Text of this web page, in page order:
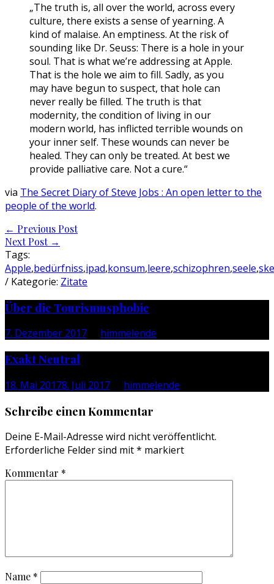
„The truth is, all over the world, across every
culture, there exists a sense of yearning. A
kind of malaise. An emptiness. At the risk of
sounding like Dr. Seuss: There is a hole in your
soul. That is what we’re addressing at Apple.
That is the hole we aim to fill. Sadly, as you
may have begun to suspect, that hole can
never really be filled. The truth is that
modernity, the condition of living in our
modern world, has inflicted terrible wounds on
your inner self. These wounds can never be
healed. They can only be treated. At best we
provide palliative care. Not a cure.“
via The Secret Diary of Steve Jobs : An open letter to the
people of the world.
Post
navigation
← Previous Post
Next Post →
Tags:
Apple,bedürfniss,ipad,konsum,leere,schizophren,seele,
/ Kategorie: Zitate
Über die Tourismusphobie
7. Dezember 2017 himmelende
Exakt Neutral
18. Mai 20178. Juli 2017 himmelende
Schreibe einen Kommentar
Deine E-Mail-Adresse wird nicht veröffentlicht.
Erforderliche Felder sind mit* markiert
Kommentar *
Name *